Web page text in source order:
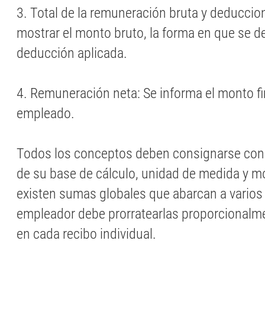
3. Total de la remuneración bruta y
mostrar el monto bruto, la forma en que se
deducción aplicada.
4. Remuneración neta: Se informa el monto
empleado.
Todos los conceptos deben consignarse
de su base de cálculo, unidad de medida y
existen sumas globales que abarcan a
empleador debe prorratearlas
en cada recibo individual.